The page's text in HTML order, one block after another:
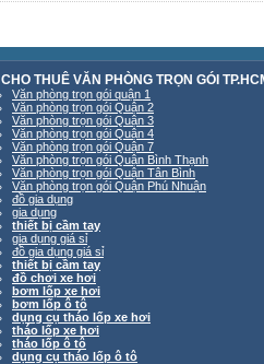
CHO THUÊ VĂN PHÒNG TRỌN GÓI
Văn phòng trọn gói quận 1
Văn phòng trọn gói Quận 2
Văn phòng trọn gói Quận 3
Văn phòng trọn gói Quận 4
Văn phòng trọn gói Quận 7
Văn phòng trọn gói Quận Bình Thạnh
Văn phòng trọn gói Quận Tân Bình
Văn phòng trọn gói Quận Phú Nhuận
đồ gia dụng
gia dụng
thiết bị cầm tay
gia dụng giá sỉ
đồ gia dụng giá sỉ
thiết bị cầm tay
đồ chơi xe hơi
bơm lốp xe hơi
bơm lốp ô tô
dụng cụ tháo lốp xe hơi
tháo lốp xe hơi
tháo lốp ô tô
dụng cụ tháo lốp ô tô